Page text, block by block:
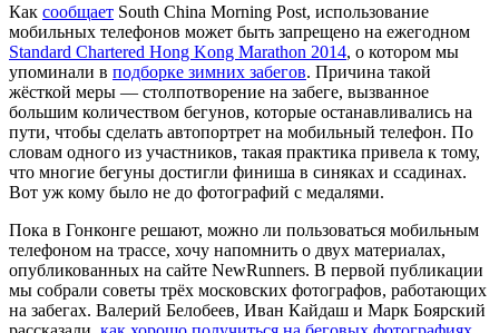
Как сообщает South China Morning Post, использование
мобильных телефонов может быть запрещено на ежегодном
Standard Chartered Hong Kong Marathon 2014, о котором мы
упоминали в подборке зимних забегов. Причина такой
жёсткой меры — столпотворение на забеге, вызванное
большим количеством бегунов, которые останавливались на
пути, чтобы сделать автопортрет на мобильный телефон. По
словам одного из участников, такая практика привела к тому,
что многие бегуны достигли финиша в синяках и ссадинах.
Вот уж кому было не до фотографий с медалями.
Пока в Гонконге решают, можно ли пользоваться мобильным
телефоном на трассе, хочу напомнить о двух материалах,
опубликованных на сайте NewRunners. В первой публикации
мы собрали советы трёх московских фотографов, работающих
на забегах. Валерий Белобеев, Иван Кайдаш и Марк Боярский